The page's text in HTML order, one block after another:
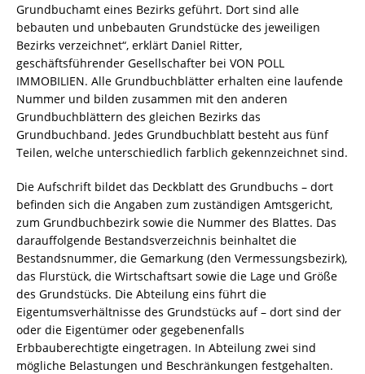
Grundbuchamt eines Bezirks geführt. Dort sind alle
bebauten und unbebauten Grundstücke des jeweiligen
Bezirks verzeichnet“, erklärt Daniel Ritter,
geschäftsführender Gesellschafter bei VON POLL
IMMOBILIEN. Alle Grundbuchblätter erhalten eine laufende
Nummer und bilden zusammen mit den anderen
Grundbuchblättern des gleichen Bezirks das
Grundbuchband. Jedes Grundbuchblatt besteht aus fünf
Teilen, welche unterschiedlich farblich gekennzeichnet sind.
Die Aufschrift bildet das Deckblatt des Grundbuchs – dort
befinden sich die Angaben zum zuständigen Amtsgericht,
zum Grundbuchbezirk sowie die Nummer des Blattes. Das
darauffolgende Bestandsverzeichnis beinhaltet die
Bestandsnummer, die Gemarkung (den Vermessungsbezirk),
das Flurstück, die Wirtschaftsart sowie die Lage und Größe
des Grundstücks. Die Abteilung eins führt die
Eigentumsverhältnisse des Grundstücks auf – dort sind der
oder die Eigentümer oder gegebenenfalls
Erbbauberechtigte eingetragen. In Abteilung zwei sind
mögliche Belastungen und Beschränkungen festgehalten.